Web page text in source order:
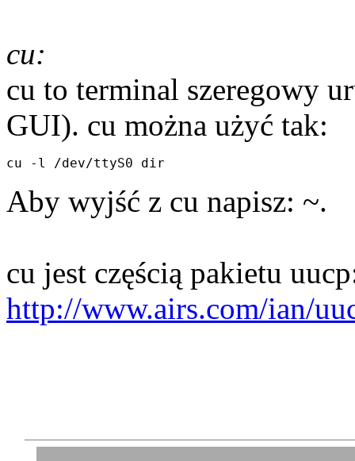
cu:
cu to terminal szeregowy
GUI). cu można użyć tak:
Aby wyjść z cu napisz: ~.
cu jest częścią pakietu
http://www.airs.com/ian/